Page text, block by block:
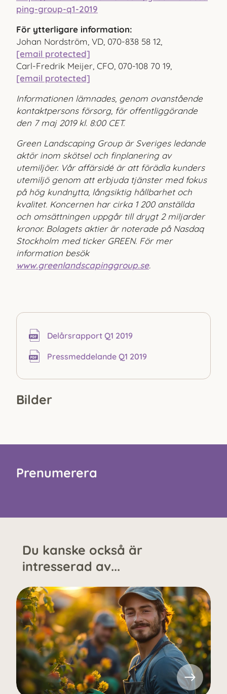
ping-group-q1-2019
För ytterligare information:
Johan Nordström, VD, 070-838 58 12,
[email protected]
Carl-Fredrik Meijer, CFO, 070-108 70 19,
[email protected]
Informationen lämnades, genom ovanstående
kontaktpersons försorg, för offentliggörande
den 7 maj 2019 kl. 8:00 CET.
Green Landscaping Group är Sveriges ledande
aktör inom skötsel och finplanering av
utemiljöer. Vår affärsidé är att förädla kunders
utemiljö genom att erbjuda tjänster med fokus
på hög kundnytta, långsiktig hållbarhet och
kvalitet. Koncernen har cirka 1 200 anställda
och omsättningen uppgår till drygt 2 miljarder
kronor. Bolagets aktier är noterade på Nasdaq
Stockholm med ticker GREEN. För mer
information besök
www.greenlandscapinggroup.se.
Delårs­rapport Q1 2019
Pressmeddelande Q1 2019
Bilder
Prenumerera
Du kanske också är
intresserad av...